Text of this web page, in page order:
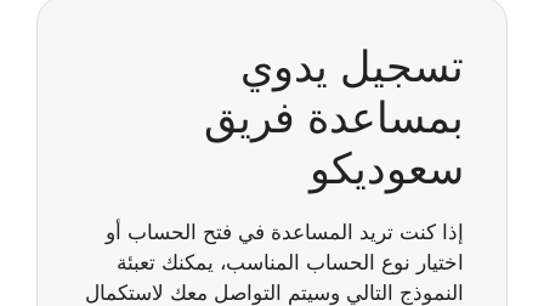
تسجيل يدوي
بمساعدة فريق
سعوديكو
إذا كنت تريد المساعدة في فتح الحساب أو
اختيار نوع الحساب المناسب، يمكنك تعبئة
النموذج التالي وسيتم التواصل معك لاستكمال